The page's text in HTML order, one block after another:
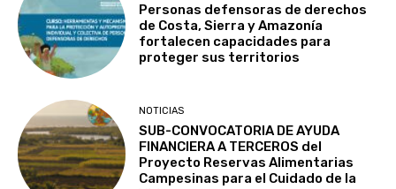
Personas defensoras de derechos
de Costa, Sierra y Amazonía
fortalecen capacidades para
proteger sus territorios
NOTICIAS
SUB-CONVOCATORIA DE AYUDA
FINANCIERA A TERCEROS del
Proyecto Reservas Alimentarias
Campesinas para el Cuidado de la